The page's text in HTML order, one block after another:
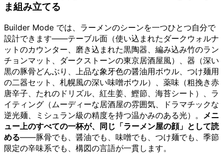
ま組み立てる
Builder Mode では、ラーメンのシーンを一つひとつ自分で
設計できます——テーブル面（使い込まれたダークウォルナ
ットのカウンター、磨き込まれた黒陶器、編み込み竹のラン
チョンマット、ダークストーンの東京居酒屋風）、器（深い
黒の豚骨どんぶり、上品な象牙色の醤油用ボウル、つけ麺用
の二器セット、札幌風の深い味噌ボウル）、薬味（粗挽き赤
唐辛子、たれのドリズル、紅生姜、鰹節、海苔シート）、ラ
イティング（ムーディーな居酒屋の雰囲気、ドラマチックな
逆光麺、ミシュラン級の精度を持つ温かみのある光）。 メニ
ュー上のすべての一杯が、同じ「ラーメン屋の顔」として読
める——豚骨でも、醤油でも、味噌でも、つけ麺でも、季節
限定の辛味系でも、構図の言語が一貫します。